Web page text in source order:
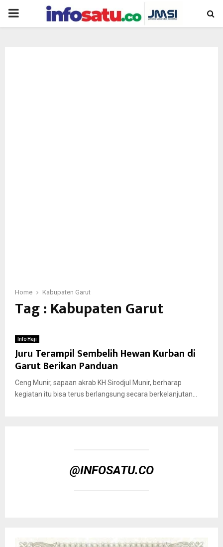
PRIMARY
Home Kabupaten Garut
Tag : Kabupaten Garut
Info Haji
Juru Terampil Sembelih Hewan Kurban di
Garut Berikan Panduan
Ceng Munir, sapaan akrab KH Sirodjul Munir, berharap
kegiatan itu bisa terus berlangsung secara berkelanjutan...
@INFOSATU.CO